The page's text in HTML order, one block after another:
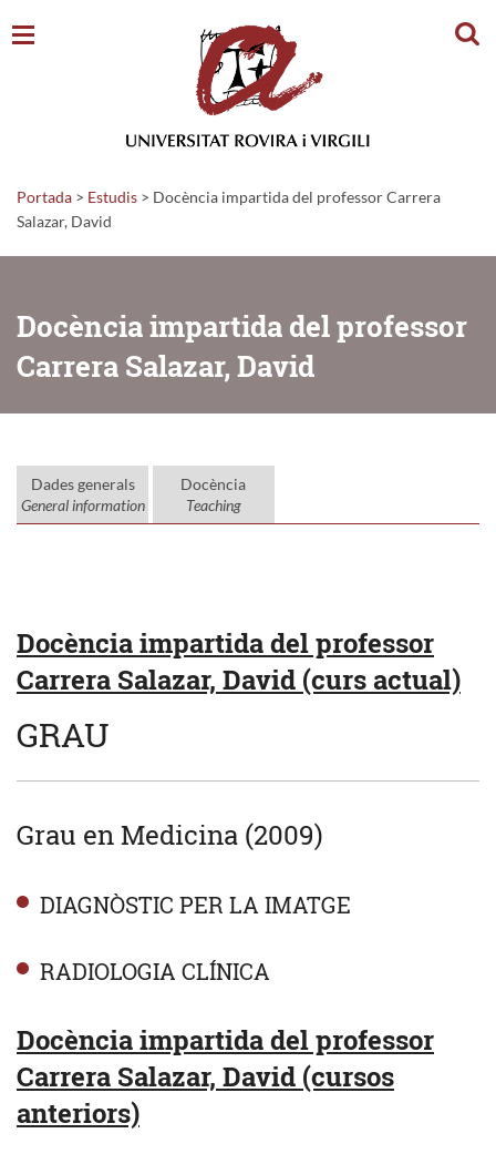
Portada > Estudis > Docència impartida del professor Carrera
Salazar, David
Docència impartida del professor
Carrera Salazar, David
Dades generals
General information
Docència
Teaching
Docència impartida del professor
Carrera Salazar, David (curs actual)
GRAU
Grau en Medicina (2009)
DIAGNÒSTIC PER LA IMATGE
RADIOLOGIA CLÍNICA
Docència impartida del professor
Carrera Salazar, David (cursos
anteriors)